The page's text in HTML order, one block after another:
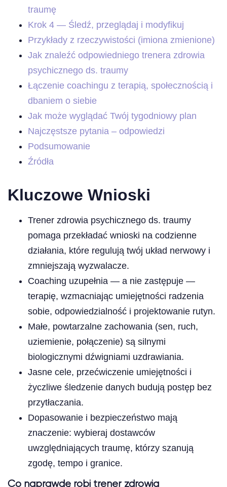
traumę
Krok 4 — Śledź, przeglądaj i modyfikuj
Przykłady z rzeczywistości (imiona zmienione)
Jak znaleźć odpowiedniego trenera zdrowia
psychicznego ds. traumy
Łączenie coachingu z terapią, społecznością i
dbaniem o siebie
Jak może wyglądać Twój tygodniowy plan
Najczęstsze pytania – odpowiedzi
Podsumowanie
Źródła
Kluczowe Wnioski
Trener zdrowia psychicznego ds. traumy
pomaga przekładać wnioski na codzienne
działania, które regulują twój układ nerwowy i
zmniejszają wyzwalacze.
Coaching uzupełnia — a nie zastępuje —
terapię, wzmacniając umiejętności radzenia
sobie, odpowiedzialność i projektowanie rutyn.
Małe, powtarzalne zachowania (sen, ruch,
uziemienie, połączenie) są silnymi
biologicznymi dźwigniami uzdrawiania.
Jasne cele, przećwiczenie umiejętności i
życzliwe śledzenie danych budują postęp bez
przytłaczania.
Dopasowanie i bezpieczeństwo mają
znaczenie: wybieraj dostawców
uwzględniających traumę, którzy szanują
zgodę, tempo i granice.
Co naprawdę robi trener zdrowia